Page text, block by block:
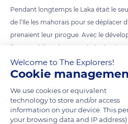
Pendant longtemps le Laka était le
de l’île les mahorais pour se déplacer
prenaient leur pirogue. Avec le
l’automobile et les gros chalut la
moins en moins utiliser. D’où la
pour perpétuer la tradition et la
READ MORE TRANSLATE
Welcome to The Explorers!
Cookie
We use cookies or equivalent
technology to store and/or access
information on your device. This
your browsing data and IP